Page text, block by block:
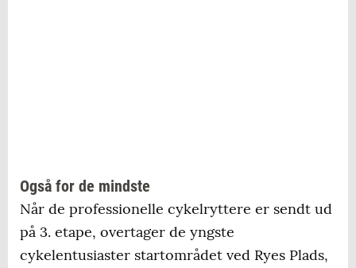
13.15-14.15: Skoda BørneTour afvikles.
Cykelløb for børn mellem 3 og 9 år. Køres i
startområdet på Ryes Plads.
Også for de mindste
Når de professionelle cykelryttere er sendt ud
på 3. etape, overtager de yngste
cykelentusiaster startområdet ved Ryes Plads,